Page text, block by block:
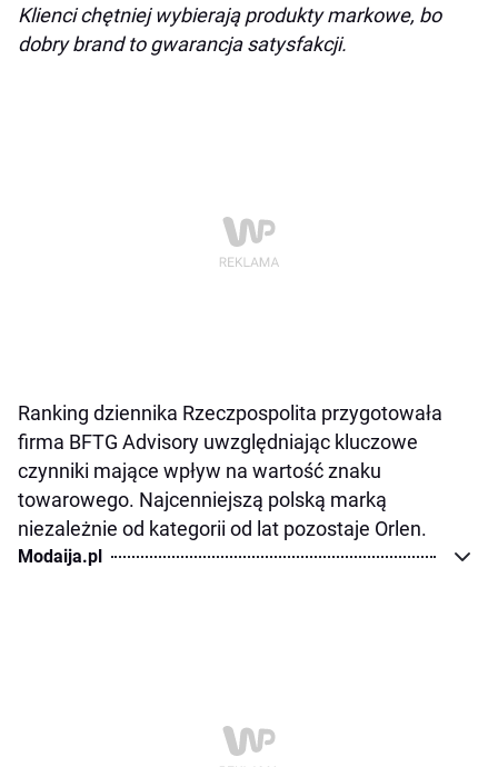
Klienci chętniej wybierają produkty markowe, bo
dobry brand to gwarancja satysfakcji.
Ranking dziennika Rzeczpospolita przygotowała
firma BFTG Advisory uwzględniając kluczowe
czynniki mające wpływ na wartość znaku
towarowego. Najcenniejszą polską marką
niezależnie od kategorii od lat pozostaje Orlen.
Modaija.pl